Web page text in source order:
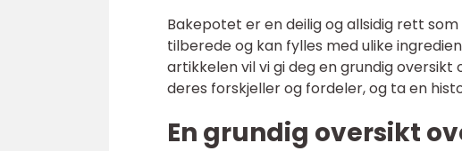
Bakepotet er en deilig og allsidig rett
tilberede og kan fylles med ulike
artikkelen vil vi gi deg en grundig
deres forskjeller og fordeler, og ta en
En grundig oversikt